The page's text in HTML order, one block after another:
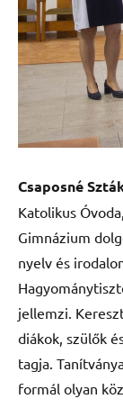
Csaposné
Katolikus
Gimnázium
nyelv és
jellemzi.
diákok, szülők
tagja.
formál olyan